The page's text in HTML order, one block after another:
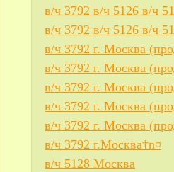
в/ч 3792 в/ч 5126 в/ч
в/ч 3792 в/ч 5126 в/ч
в/ч 3792 г. Москва
в/ч 3792 г. Москва
в/ч 3792 г. Москва
в/ч 3792 г. Москва
в/ч 3792 г. Москва
в/ч 3792 г.Москва†n¤
в/ч 5128 Москва